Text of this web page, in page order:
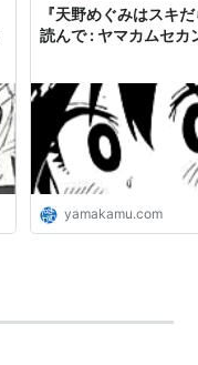
『天野めぐみはスキ
読んで : ヤマカムセカ
yamakamu.com